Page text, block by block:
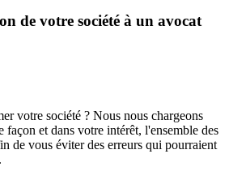
de votre société à un avocat
votre société ? Nous nous chargeons
façon et dans votre intérêt, l'ensemble des
de vous éviter des erreurs qui pourraient